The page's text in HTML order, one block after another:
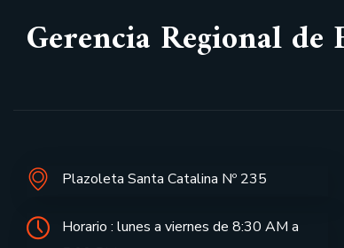
Gerencia Regional de
Plazoleta Santa Catalina Nº 235
Horario : lunes a viernes de 8:30 AM a